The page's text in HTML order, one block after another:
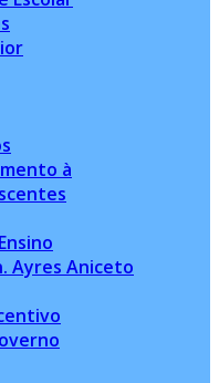
à
Ayres Aniceto